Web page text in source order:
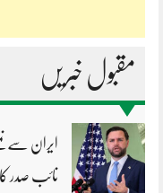
مقبول خبریں
ایران سے
نائب صدر